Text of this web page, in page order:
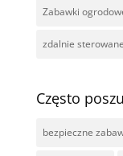
Zabawki
zdalnie sterowane
Często
bezpieczne